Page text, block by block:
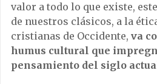
valor a todo lo que existe,
de nuestros clásicos, a la
cristianas de Occidente, va
humus cultural que
pensamiento del siglo